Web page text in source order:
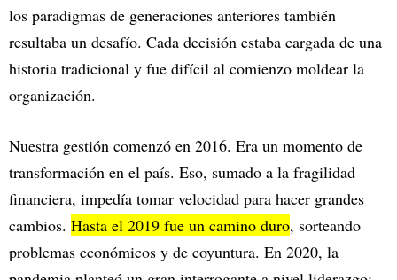
los paradigmas de generaciones anteriores también
resultaba un desafío. Cada decisión estaba cargada de una
historia tradicional y fue difícil al comienzo moldear la
organización.
Nuestra gestión comenzó en 2016. Era un momento de
transformación en el país. Eso, sumado a la fragilidad
financiera, impedía tomar velocidad para hacer grandes
cambios. Hasta el 2019 fue un camino duro, sorteando
problemas económicos y de coyuntura. En 2020, la